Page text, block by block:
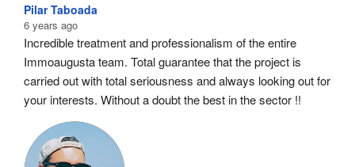
Pilar Taboada
6 years ago
Incredible treatment and professionalism of the entire
Immoaugusta team. Total guarantee that the project is
carried out with total seriousness and always looking out for
your interests. Without a doubt the best in the sector !!